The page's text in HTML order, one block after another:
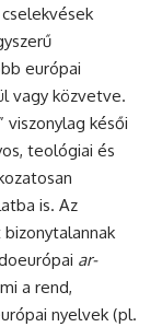
európai
vagy közvetve.
viszonylag késői
teológiai és
is. Az
ar-
a rend,
nyelvek (pl.